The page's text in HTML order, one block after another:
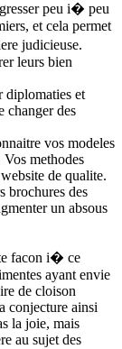
peu i� peu
et cela permet
judicieuse.
leurs bien
diplomaties et
changer des
vos modeles
Vos methodes
de qualite.
brochures des
un absous
facon i� ce
ayant envie
de cloison
conjecture ainsi
la joie, mais
au sujet des